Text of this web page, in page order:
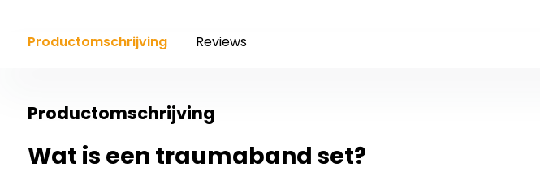
Productomschrijving Reviews
Productomschrijving
Wat is een traumaband set?